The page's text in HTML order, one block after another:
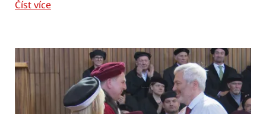
Číst více